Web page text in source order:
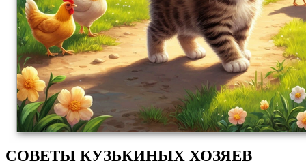
СОВЕТЫ КУЗЬКИНЫХ ХОЗЯЕВ